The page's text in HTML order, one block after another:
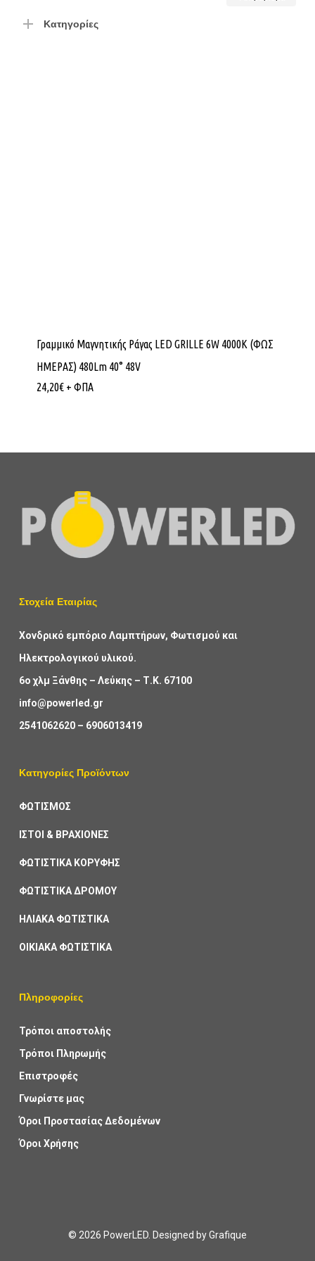
Κατηγορίες
Γραμμικό Μαγνητικής Ράγας LED GRILLE 6W 4000K (ΦΩΣ
ΗΜΕΡΑΣ) 480Lm 40° 48V
24,20€ + ΦΠΑ
Στοχεία Εταιρίας
Χονδρικό εμπόριο Λαμπτήρων, Φωτισμού και
Ηλεκτρολογικού υλικού.
6ο χλμ Ξάνθης – Λεύκης – Τ.Κ. 67100
info@powerled.gr
2541062620– 6906013419
Κατηγορίες Προϊόντων
ΦΩΤΙΣΜΟΣ
ΙΣΤΟΙ & ΒΡΑΧΙΟΝΕΣ
ΦΩΤΙΣΤΙΚΑ ΚΟΡΥΦΗΣ
ΦΩΤΙΣΤΙΚΑ ΔΡΟΜΟΥ
ΗΛΙΑΚΑ ΦΩΤΙΣΤΙΚΑ
ΟΙΚΙΑΚΑ ΦΩΤΙΣΤΙΚΑ
Πληροφορίες
Τρόποι αποστολής
Τρόποι Πληρωμής
Επιστροφές
Γνωρίστε μας
Όροι Προστασίας Δεδομένων
Όροι Χρήσης
© 2026 PowerLED. Designed byGrafique